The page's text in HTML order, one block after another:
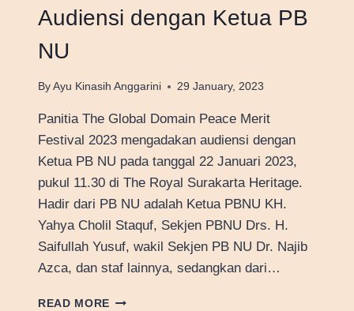
Audiensi dengan Ketua PB
NU
By Ayu Kinasih Anggarini 29 January, 2023
Panitia The Global Domain Peace Merit
Festival 2023 mengadakan audiensi dengan
Ketua PB NU pada tanggal 22 Januari 2023,
pukul 11.30 di The Royal Surakarta Heritage.
Hadir dari PB NU adalah Ketua PBNU KH.
Yahya Cholil Staquf, Sekjen PBNU Drs. H.
Saifullah Yusuf, wakil Sekjen PB NU Dr. Najib
Azca, dan staf lainnya, sedangkan dari…
READ MORE AUDIENSI